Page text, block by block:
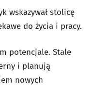
wskazywał stolicę
do życia i pracy.
potencjale. Stale
i planują
nowych